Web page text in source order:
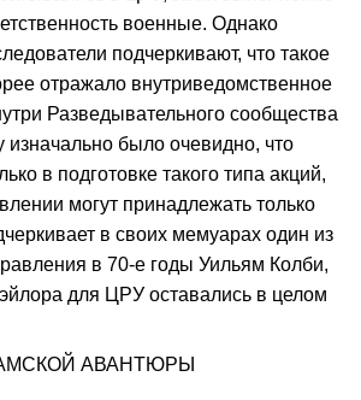
военные. Однако
подчеркивают, что такое
отражало внутриведомственное
Разведывательного сообщества
изначально было очевидно, что
в подготовке такого типа акций,
могут принадлежать только
в своих мемуарах один из
в 70-е годы Уильям Колби,
для ЦРУ оставались в целом
АВАНТЮРЫ